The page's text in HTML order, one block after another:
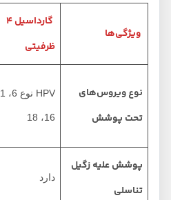
ویژگی‌ها
گارداسیل ۴
ظرفیتی
نوع ویروس‌های
تحت پوشش
HPV نوع 6، 11،
پوشش علیه زگیل
تناسلی